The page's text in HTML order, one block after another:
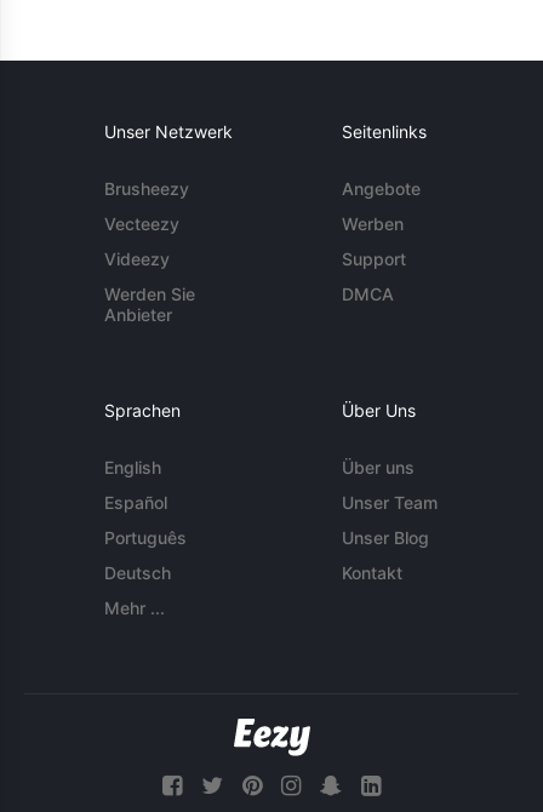
Unser Netzwerk
Brusheezy
Vecteezy
Videezy
Werden Sie
Anbieter
Seitenlinks
Angebote
Werben
Support
DMCA
Sprachen
English
Español
Português
Deutsch
Mehr ...
Über Uns
Über uns
Unser Team
Unser Blog
Kontakt